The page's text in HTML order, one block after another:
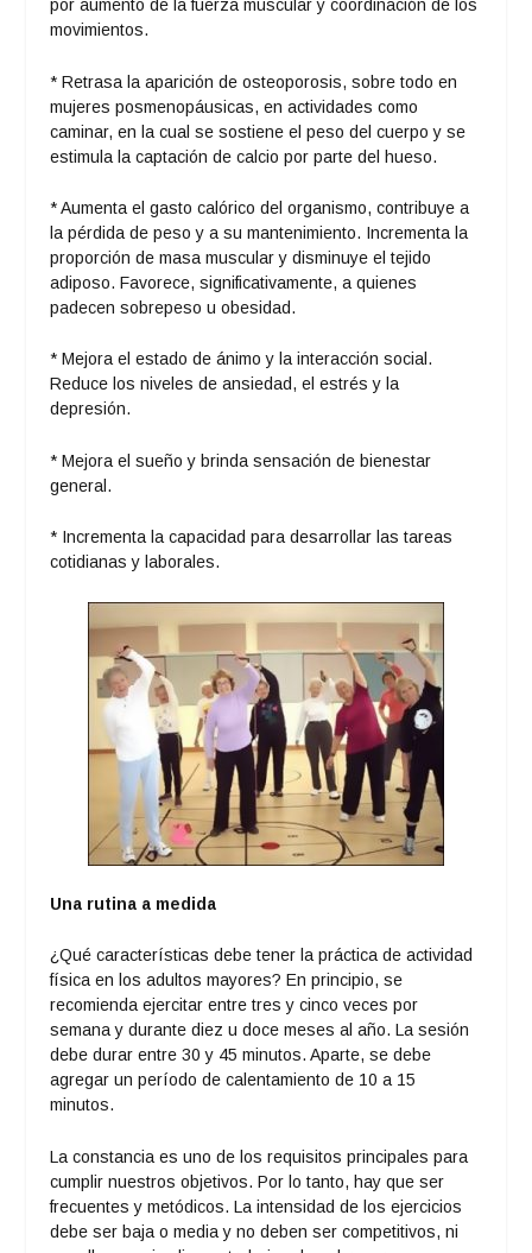
por aumento de la fuerza muscular y coordinación de los
movimientos.
* Retrasa la aparición de osteoporosis, sobre todo en
mujeres posmenopáusicas, en actividades como
caminar, en la cual se sostiene el peso del cuerpo y se
estimula la captación de calcio por parte del hueso.
* Aumenta el gasto calórico del organismo, contribuye a
la pérdida de peso y a su mantenimiento. Incrementa la
proporción de masa muscular y disminuye el tejido
adiposo. Favorece, significativamente, a quienes
padecen sobrepeso u obesidad.
* Mejora el estado de ánimo y la interacción social.
Reduce los niveles de ansiedad, el estrés y la
depresión.
* Mejora el sueño y brinda sensación de bienestar
general.
* Incrementa la capacidad para desarrollar las tareas
cotidianas y laborales.
Una rutina a medida
¿Qué características debe tener la práctica de actividad
física en los adultos mayores? En principio, se
recomienda ejercitar entre tres y cinco veces por
semana y durante diez u doce meses al año. La sesión
debe durar entre 30 y 45 minutos. Aparte, se debe
agregar un período de calentamiento de 10 a 15
minutos.
La constancia es uno de los requisitos principales para
cumplir nuestros objetivos. Por lo tanto, hay que ser
frecuentes y metódicos. La intensidad de los ejercicios
debe ser baja o media y no deben ser competitivos, ni